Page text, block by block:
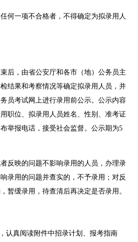
何一项不合格者，不得确定为拟录用人
后，由省公安厅和各市（地）公务员主
结果和考察情况等确定拟录用人员，并
员考试网上进行录用前公示。公示内容
职位、拟录用人员姓名、性别、准考证
举报电话，接受社会监督。公示期为5
反映的问题不影响录用的人员，办理录
录用的问题并查实的，不予录用；对反
暂缓录用，待查清后再决定是否录用。
认真阅读附件中招录计划、报考指南